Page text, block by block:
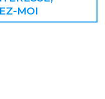
MOI